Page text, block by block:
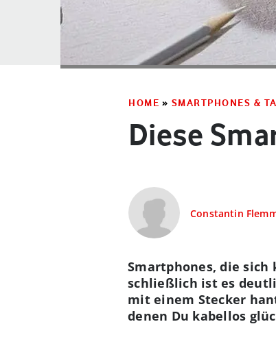
HOME » SMARTPHONES &
Diese
Constantin
Smartphones, die sich
schließlich ist es
mit einem Stecker
denen Du kabellos